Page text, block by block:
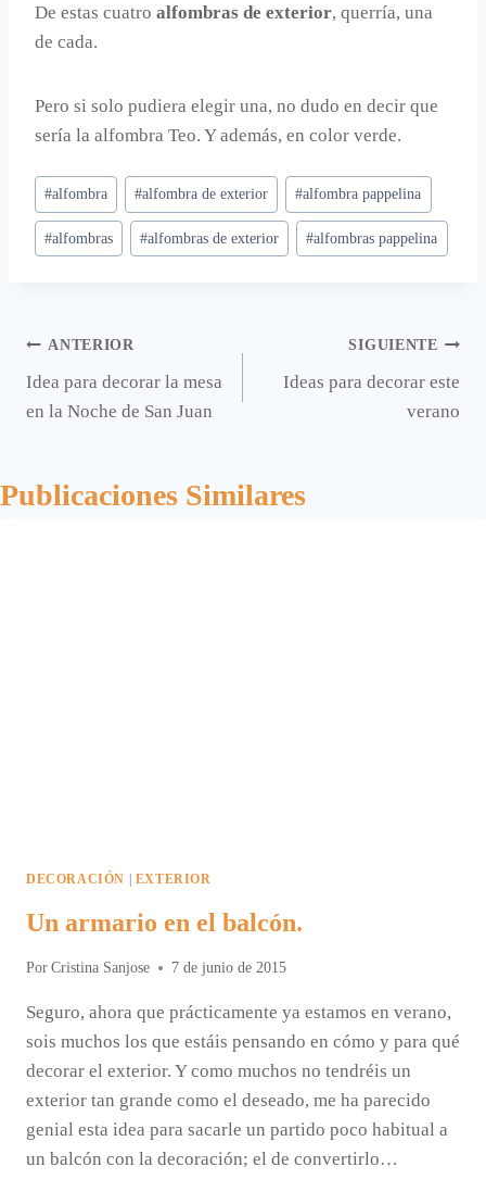
De estas cuatro alfombras de exterior, querría, una
de cada.
Pero si solo pudiera elegir una, no dudo en decir que
sería la alfombra Teo. Y además, en color verde.
Etiquetas
de
la
#alfombra #alfombra de exterior #alfombra pappelina
#alfombras #alfombras de exterior #alfombras pappelina
Navegación
de
ANTERIOR
Idea para decorar la mesa
en la Noche de San Juan
SIGUIENTE
Ideas para decorar este
verano
Publicaciones Similares
DECORACIÓN | EXTERIOR
Un armario en el balcón.
Por Cristina Sanjose 7 de junio de 2015
Seguro, ahora que prácticamente ya estamos en verano,
sois muchos los que estáis pensando en cómo y para qué
decorar el exterior. Y como muchos no tendréis un
exterior tan grande como el deseado, me ha parecido
genial esta idea para sacarle un partido poco habitual a
un balcón con la decoración; el de convertirlo…